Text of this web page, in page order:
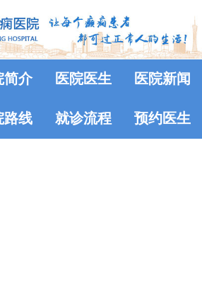
简介 医院医生 医院新闻
路线 就诊流程 预约医生